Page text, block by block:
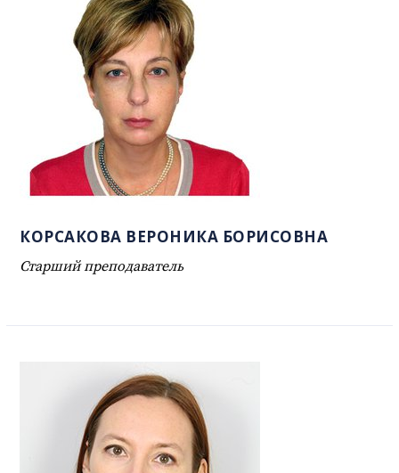
КОРСАКОВА ВЕРОНИКА БОРИСОВНА
Старший преподаватель